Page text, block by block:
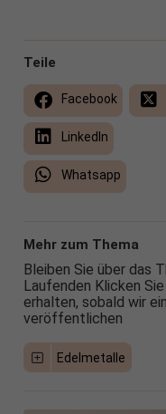
Teile
Facebook
LinkedIn
Whatsapp
Mehr zum Thema
Bleiben Sie über das
Laufenden Klicken
erhalten, sobald wir
veröffentlichen
Edelmetalle